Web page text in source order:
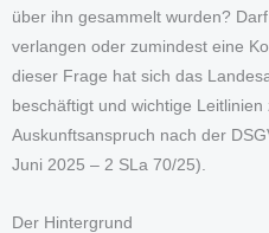
über ihn gesammelt wurden?
verlangen oder zumindest eine
dieser Frage hat sich das
beschäftigt und wichtige
Auskunftsanspruch nach der
Juni 2025 – 2 SLa 70/25).
Der Hintergrund